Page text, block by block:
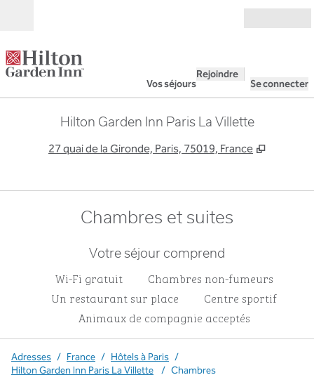
Vos séjours
Rejoindre
Se connecter
Hilton Garden Inn Paris La Villette
27 quai de la Gironde, Paris, 75019, France ,
Chambres et suites
Votre séjour comprend
Wi-Fi gratuit
Chambres non-fumeurs
Un restaurant sur place
Centre sportif
Animaux de compagnie acceptés
Adresses / France / Hôtels à Paris /
Hilton Garden Inn Paris La Villette
/ Chambres